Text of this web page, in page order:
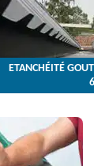
ETANCHÉITÉ